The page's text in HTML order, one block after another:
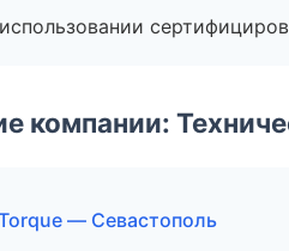
компании:
— Севастополь